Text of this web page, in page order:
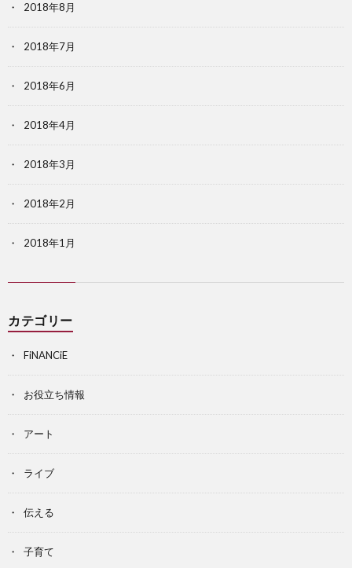
2018年8月
2018年7月
2018年6月
2018年4月
2018年3月
2018年2月
2018年1月
カテゴリー
FiNANCiE
お役立ち情報
アート
ライブ
伝える
子育て